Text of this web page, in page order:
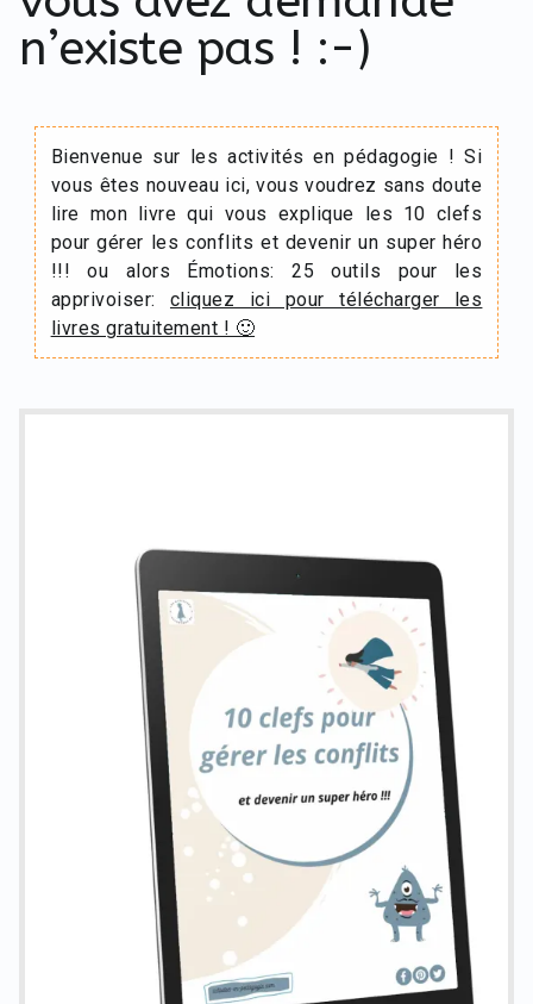
n’existe pas ! :-)
Bienvenue sur les activités en pédagogie ! Si
vous êtes nouveau ici, vous voudrez sans doute
lire mon livre qui vous explique les 10 clefs
pour gérer les conflits et devenir un super héro
!!! ou alors Émotions: 25 outils pour les
apprivoiser: cliquez ici pour télécharger les
livres gratuitement ! 🙂